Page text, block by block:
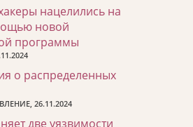
нацелились на
новой
программы
о распределенных
26.11.2024
две уязвимости